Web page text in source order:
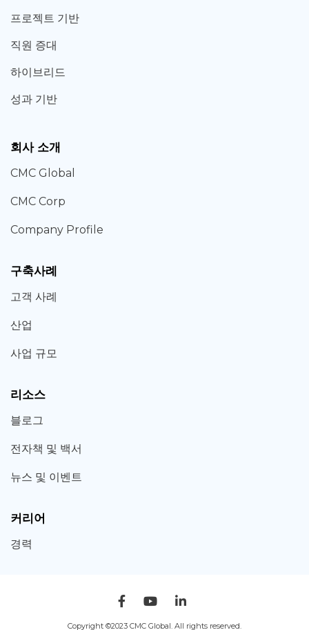
프로젝트 기반
직원 증대
하이브리드
성과 기반
회사 소개
CMC Global
CMC Corp
Company Profile
구축사례
고객 사례
산업
사업 규모
리소스
블로그
전자책 및 백서
뉴스 및 이벤트
커리어
경력
Copyright ©2023 CMC Global. All rights reserved.